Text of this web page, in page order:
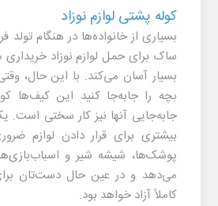
کوله پشتی لوازم نوزاد
بسیاری از خانواده‌ها در هنگام تولد
ساک برای حمل لوازم نوزاد خریداری
بسیار آسان می‌کند. با این حال،
بچه را جابه‌جا کنید این کیف‌ها
جابه‌جایی آنها نیز کار سختی
بیشتری برای قرار دادن لوازم
پوشک‌ها، شیشه شیر و اسباب‌بازی‌ها
می‌دهد و در عین حال دست‌تان
کاملاً آزاد خواهد بود.